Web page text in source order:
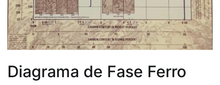
Diagrama de Fase Ferro